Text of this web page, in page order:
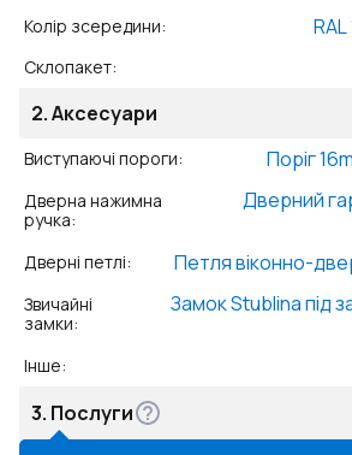
Колір зсередини:
Склопакет:
2.Аксесуари
Виступаючі пороги: Поріг
Дверна нажимна
ручка:
Дверний
Дверні петлі: Петля віконно-
Звичайні
замки:
Замок Stublina під
Інше:
3. Послуги